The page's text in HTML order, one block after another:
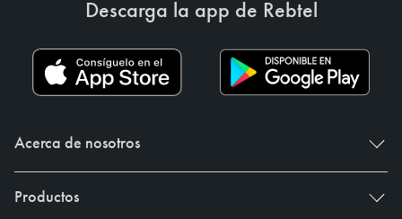
Descarga la app de Rebtel
Acerca de nosotros
Productos